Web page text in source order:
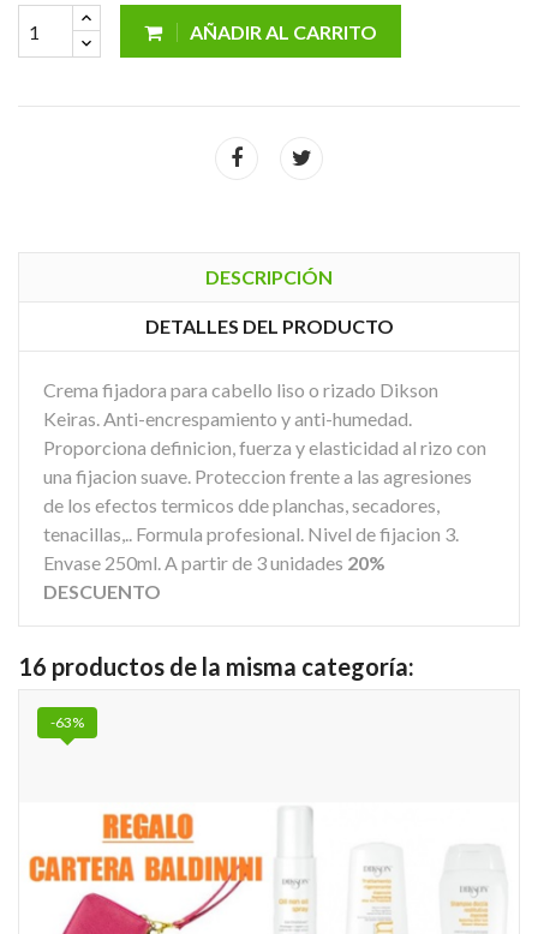
AÑADIR AL CARRITO
DESCRIPCIÓN
DETALLES DEL PRODUCTO
Crema fijadora para cabello liso o rizado Dikson
Keiras. Anti-encrespamiento y anti-humedad.
Proporciona definicion, fuerza y elasticidad al rizo con
una fijacion suave. Proteccion frente a las agresiones
de los efectos termicos dde planchas, secadores,
tenacillas,.. Formula profesional. Nivel de fijacion 3.
Envase 250ml. A partir de 3 unidades 20%
DESCUENTO
16 productos de la misma categoría:
-63%